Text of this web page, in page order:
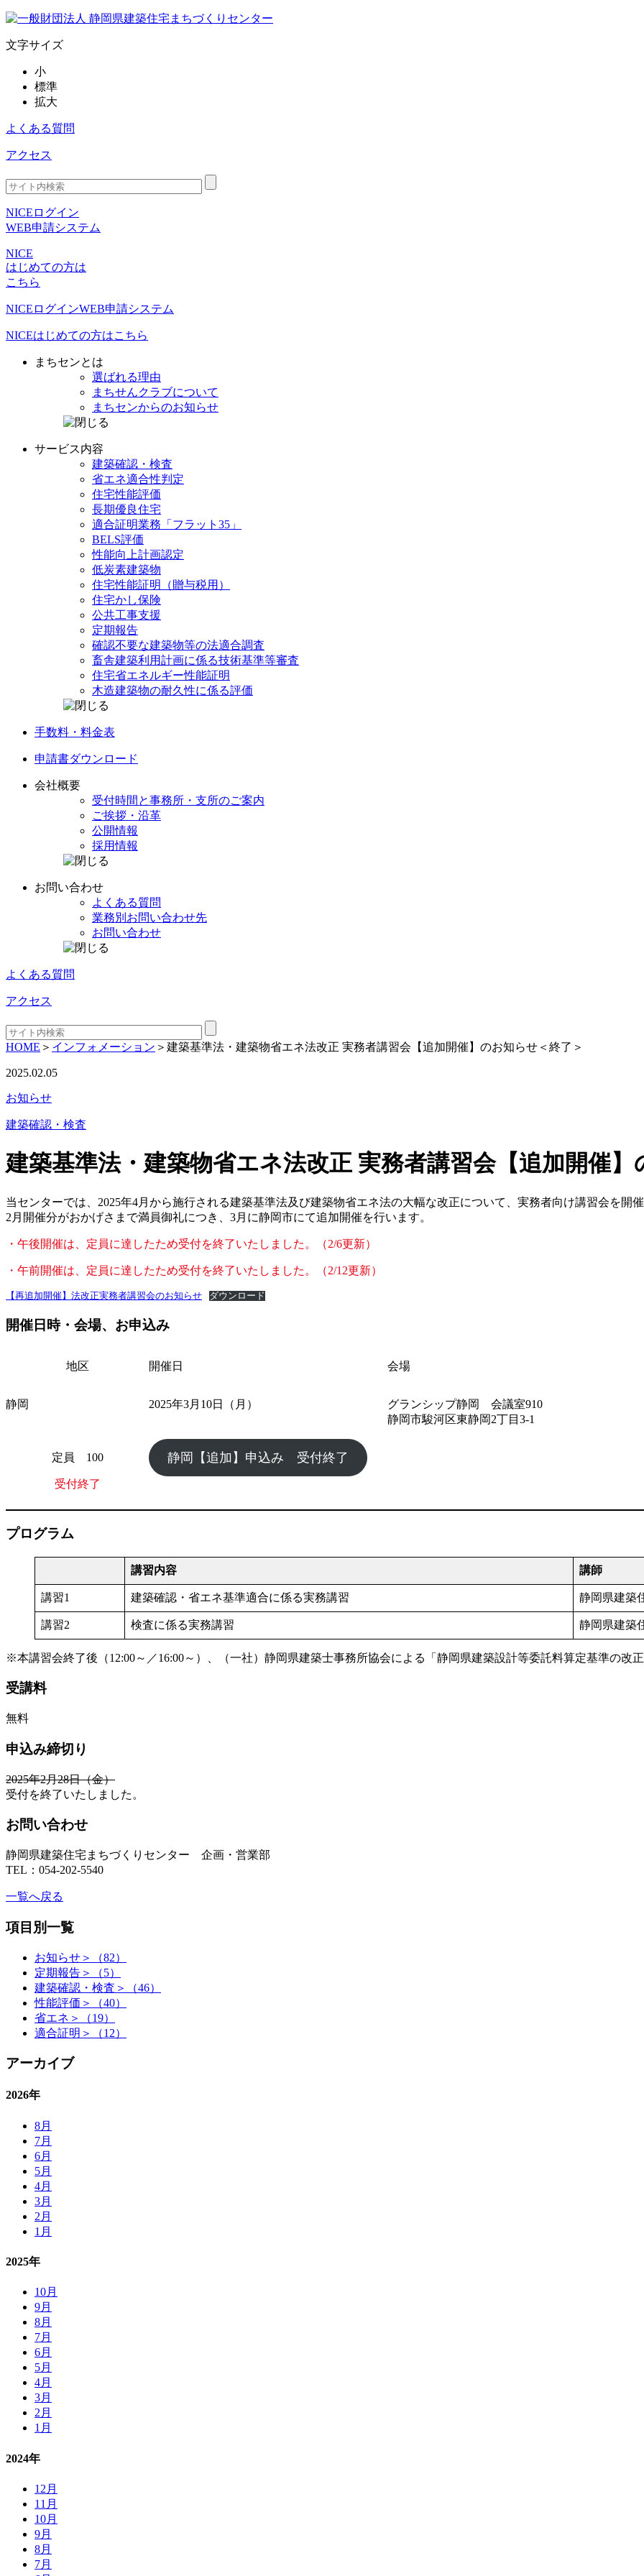
文字サイズ
小
標準
拡大
よくある質問
アクセス
NICEログイン
WEB申請システム
NICE
はじめての方は
こちら
NICEログインWEB申請システム
NICEはじめての方はこちら
まちセンとは
選ばれる理由
まちせんクラブについて
まちセンからのお知らせ
サービス内容
建築確認・検査
省エネ適合性判定
住宅性能評価
長期優良住宅
適合証明業務 「フラット35」
BELS評価
性能向上計画認定
低炭素建築物
住宅性能証明
（贈与税用）
住宅かし保険
公共工事支援
定期報告
確認不要な建築物等の法適合調査
畜舎建築利用計画に係る技術基準等審査
住宅省エネルギー性能証明
木造建築物の耐久性に係る評価
手数料・料金表
申請書ダウンロード
会社概要
受付時間と事務所・ 支所のご案内
ご挨拶・沿革
公開情報
採用情報
お問い合わせ
よくある質問
業務別 お問い合わせ先
お問い合わせ
よくある質問
アクセス
HOME ＞ インフォメーション ＞ 建築基準法・建築物省エネ法改正 実務者講習会【追加開催】のお知らせ＜終了＞
2025.02.05
お知らせ
建築確認・検査
建築基準法・建築物省エネ法改正 実務者講習会【追加開催】
当センターでは、2025年4月から施行される建築基準法及び建築物省エネ法の大幅な改正について、実務者向け講習会を開催
2月開催分がおかげさまで満員御礼につき、3月に静岡市にて追加開催を行います。
・午後開催は、定員に達したため受付を終了いたしました。（2/6更新）
・午前開催は、定員に達したため受付を終了いたしました。（2/12更新）
【再追加開催】法改正実務者講習会のお知らせ ダウンロード
開催日時・会場、お申込み
地区 開催日 会場
静岡 2025年3月10日（月）
グランシップ静岡 会議室910
静岡市駿河区東静岡2丁目3-1
定員 100
受付終了
静岡【追加】申込み 受付終了
プログラム
講習内容 講師
講習1 建築確認・省エネ基準適合に係る実務講習 静岡県建築
講習2 検査に係る実務講習 静岡県建築
※本講習会終了後（12:00～／16:00～）、（一社）静岡県建築士事務所協会による「静岡県建築設計等委託料算定基準の改
受講料
無料
申込み締切り
2025年2月28日（金）
受付を終了いたしました。
お問い合わせ
静岡県建築住宅まちづくりセンター 企画・営業部
TEL：054-202-5540
一覧へ戻る
項目別一覧
お知らせ＞（82）
定期報告＞（5）
建築確認・検査＞（46）
性能評価＞（40）
省エネ＞（19）
適合証明＞（12）
アーカイブ
2026年
8月
7月
6月
5月
4月
3月
2月
1月
2025年
10月
9月
8月
7月
6月
5月
4月
3月
2月
1月
2024年
12月
11月
10月
9月
8月
7月